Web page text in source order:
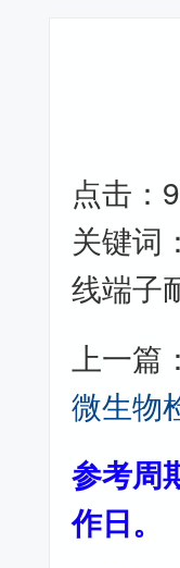
点击：
关键词
线端子
上一篇
微生物
参考周
作日。